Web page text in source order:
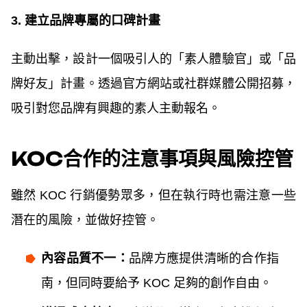
3. 建立品牌專屬的口碑計畫
主動出擊，設計一個吸引人的「素人體驗官」或「品
牌好友」計畫。透過官方網站或社群媒體公開招募，
吸引對您品牌有興趣的素人主動報名。
KOC合作的注意事項與風險控管
雖然 KOC 行銷優勢眾多，但在執行時也需注意一些
潛在的風險，並做好控管。
內容品質不一： 品牌方應提供清晰的合作指
南，但同時要給予 KOC 足夠的創作自由。